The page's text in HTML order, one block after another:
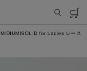
MIDIUMISOLID for Ladies レース